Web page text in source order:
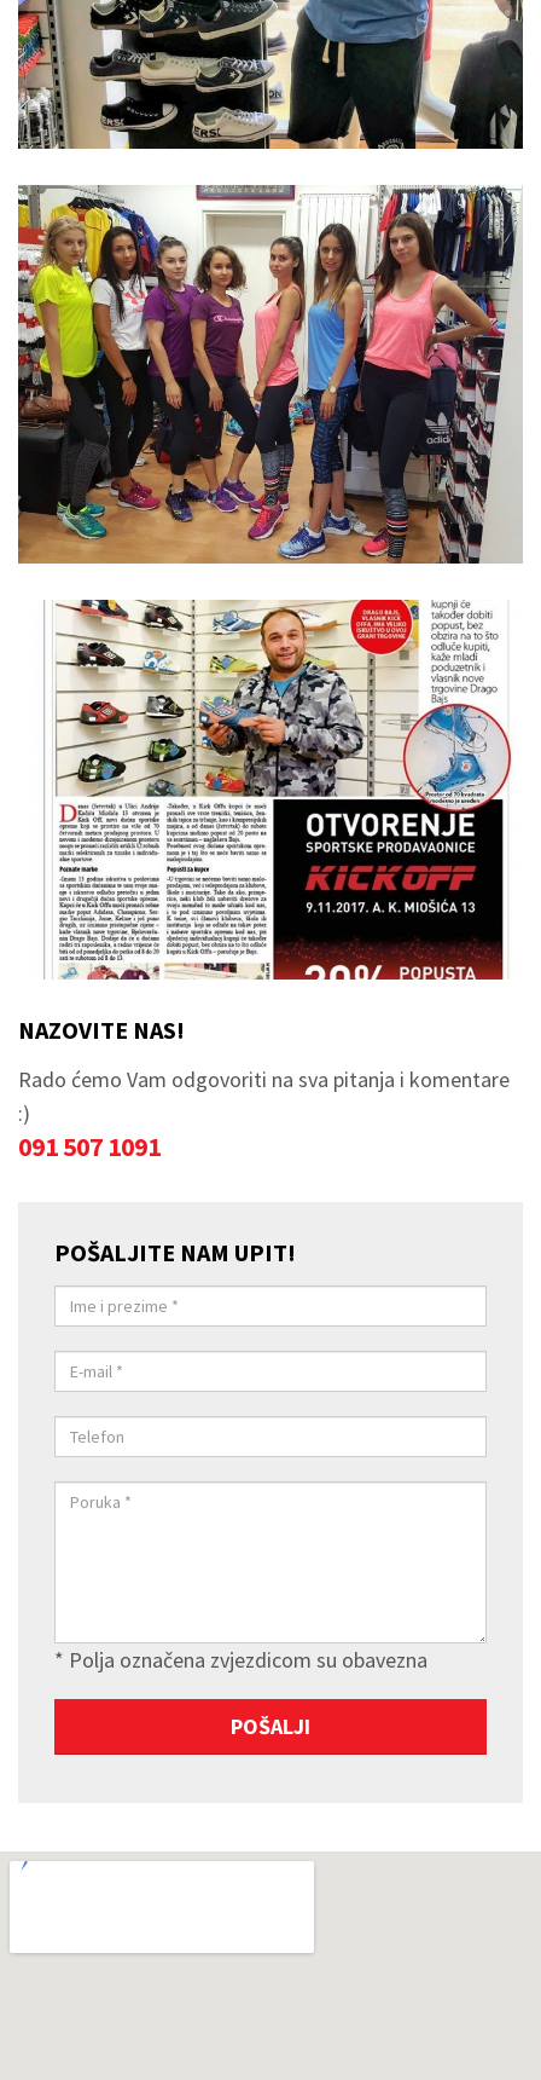
NAZOVITE NAS!
Rado ćemo Vam odgovoriti na sva pitanja i komentare
:)
091 507 1091
POŠALJITE NAM UPIT!
* Polja označena zvjezdicom su obavezna